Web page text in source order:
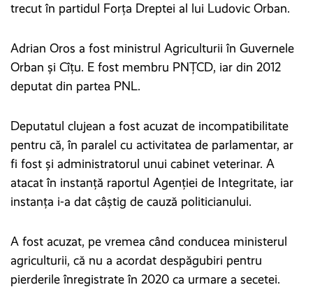
trecut în partidul Forța Dreptei al lui Ludovic Orban.
Adrian Oros a fost ministrul Agriculturii în Guvernele
Orban și Cîțu. E fost membru PNȚCD, iar din 2012
deputat din partea PNL.
Deputatul clujean a fost acuzat de incompatibilitate
pentru că, în paralel cu activitatea de parlamentar, ar
fi fost și administratorul unui cabinet veterinar. A
atacat în instanță raportul Agenției de Integritate, iar
instanța i-a dat câștig de cauză politicianului.
A fost acuzat, pe vremea când conducea ministerul
agriculturii, că nu a acordat despăgubiri pentru
pierderile înregistrate în 2020 ca urmare a secetei.